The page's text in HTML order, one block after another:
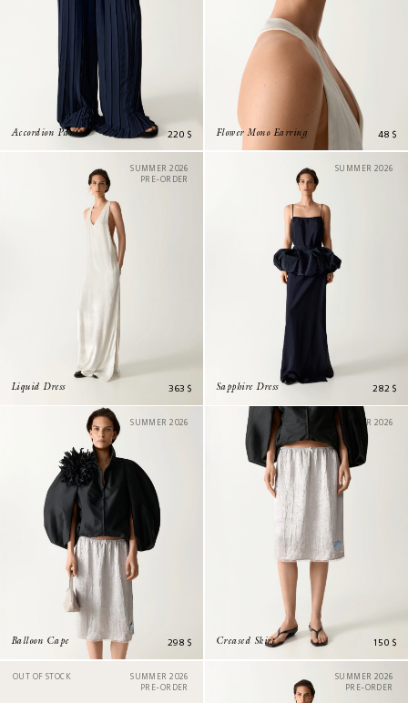
Accordion Pants 220 $ Flower Mono Earring 48 $
SUMMER 2026
PRE-ORDER
Liquid Dress 363 $
SUMMER 2026
Sapphire Dress 282 $
SUMMER 2026
Balloon Cape 298 $
SUMMER 2026
Creased Skirt 150 $
OUT OF STOCK
SUMMER 2026
PRE-ORDER
SUMMER 2026
PRE-ORDER